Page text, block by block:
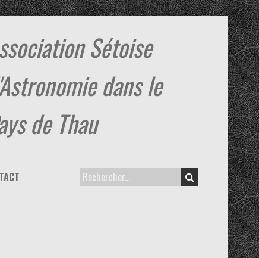
Sétoise
dans le
de Thau